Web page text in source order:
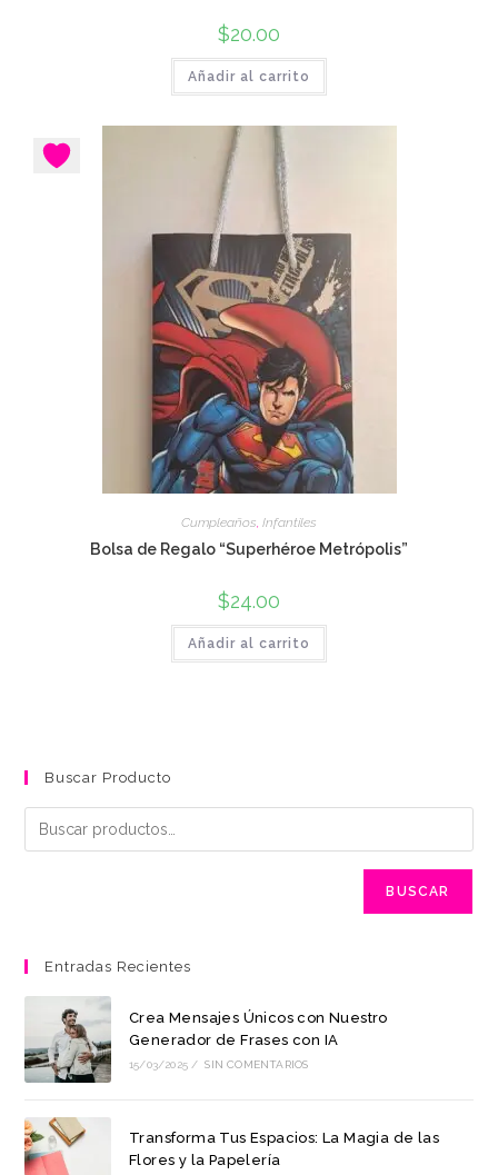
$20.00
Añadir al carrito
Cumpleaños Infantiles
Bolsa de Regalo “Superhéroe Metrópolis”
$24.00
Añadir al carrito
Buscar Producto
BUSCAR
Entradas Recientes
Crea Mensajes Únicos con Nuestro
Generador de Frases con IA
15/03/2025 / SIN COMENTARIOS
Transforma Tus Espacios: La Magia de las
Flores y la Papelería